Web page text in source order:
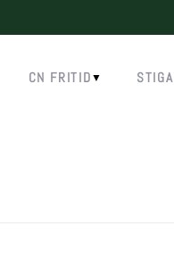
CN FRITID STIGA